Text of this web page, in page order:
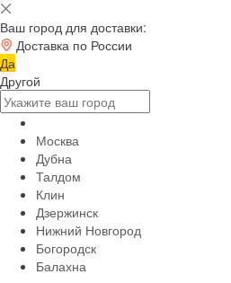
Ваш город для доставки:
Доставка по России
Да
Другой
Москва
Дубна
Талдом
Клин
Дзержинск
Нижний Новгород
Богородск
Балахна